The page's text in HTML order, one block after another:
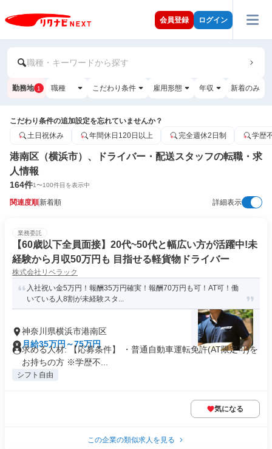
会員登録 ログイン
職種・キーワードから探す
勤務地 1 職種 こだわり条件 雇用形態 年収 新着のみ
こだわり条件の追加設定を忘れていませんか？
土日祝休み
年間休日120日以上 完全週休2日制 学歴
港南区（横浜市）、ドライバー・配送スタッフの転職・求
人情報
164件1〜100件目を表示中
関連度順新着順 詳細表示
業務委託
【60歳以下全員面接】20代~50代と幅広い方が活躍中!未
経験から月収50万円も 目指せる軽貨物ドライバー
株式会社リベラック
入社祝い金5万円！報酬35万円確実！報酬70万円も可！AT可！働
いている人8割が未経験スタ...
神奈川県横浜市港南区
月給35万円～75万円
求める人材: 【応募条件】 ・普通自動車運転免許(AT限定可)を
お持ちの方 ※学歴不...
シフト自由
気になる
この企業の類似求人を見る